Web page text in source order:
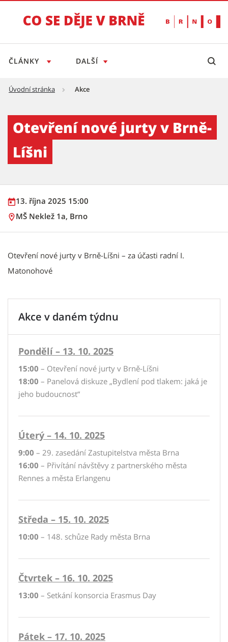
ČLÁNKY DALŠÍ
Úvodní stránka Akce
Otevření nové jurty v Brně-
Líšni
13. října 2025 15:00
MŠ Neklež 1a, Brno
Otevření nové jurty v Brně-Líšni – za účasti radní I.
Matonohové
Akce v daném týdnu
Pondělí – 13. 10. 2025
15:00 – Otevření nové jurty v Brně-Líšni
18:00 – Panelová diskuze „Bydlení pod tlakem: jaká je
jeho budoucnost“
Úterý – 14. 10. 2025
9:00 – 29. zasedání Zastupitelstva města Brna
16:00 – Přivítání návštěvy z partnerského města
Rennes a města Erlangenu
Středa – 15. 10. 2025
10:00 – 148. schůze Rady města Brna
Čtvrtek – 16. 10. 2025
13:00 – Setkání konsorcia Erasmus Day
Pátek – 17. 10. 2025